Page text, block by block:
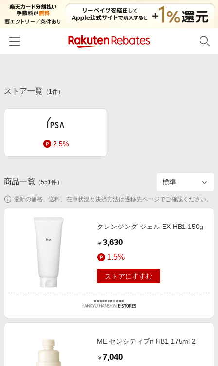
カテゴリー一覧
百貨店・総合ECモール
ファッション・インナー・小物
食品・スイーツ・お酒
家電・PC・スマホ・カメラ
エンタメ
スポーツ・アウトドア・ゴルフ
インテリア・寝具
ペット・花・DIY・車
旅行・レジャー・ホテル予約
金融・マネー・保険
ビジネス・その他サービス
初回購入者限定特典
新着ストアのご紹介
電子書籍特集
楽天サービス特集
とことん買い物チャレンジ
Apple公式サイト×楽天カード分割払い
Samsung ボーナスキャンペーン
週末の高還元 夏の長期版
友達紹介
楽天IDでログイン/会員登録
ストア一覧 （ 1件）
2.5%
商品一覧 （551件）
最新の価格、送料、在庫状況と決済方法は遷移先ページでご確認ください。
クレンジング ジェル EX HB1 150g
￥ 3,630
1.5%
ストアにすすむ
ME センシティブn HB1 175ml 2
￥ 7,040